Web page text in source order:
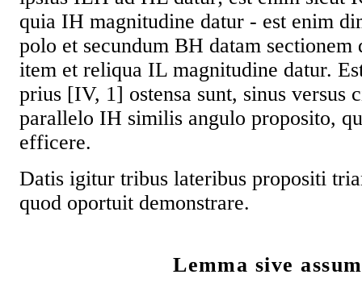
quia IH magnitudine datur - est enim
polo et secundum BH datam
item et reliqua IL magnitudine datur.
prius [IV, 1] ostensa sunt, sinus versus
parallelo IH similis angulo proposito,
efficere.
Datis igitur tribus lateribus propositi
quod oportuit demonstrare.
Lemma sive